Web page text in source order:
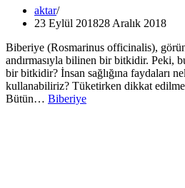
aktar
23 Eylül 201828 Aralık 2018
Biberiye (Rosmarinus officinalis),
andırmasıyla bilinen bir bitkidir. Peki,
bir bitkidir? İnsan sağlığına faydaları
kullanabiliriz? Tüketirken dikkat
Bütün… Biberiye